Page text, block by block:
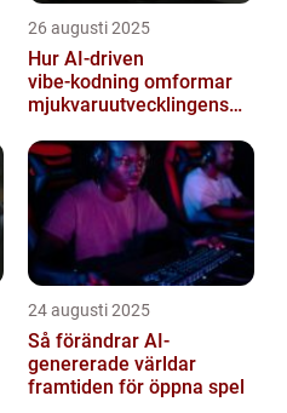
26 augusti 2025
Hur AI‑driven
vibe‑kodning omformar
mjukvaruutvecklingens
24 augusti 2025
Så förändrar AI-
genererade världar
framtiden för öppna spel